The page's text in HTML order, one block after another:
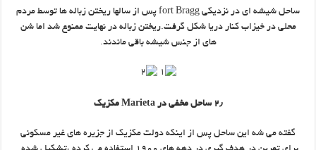
ساحل شیشه ای در نزدیکی fort Bragg پس از سالها ریختن زباله ها توسط مردم
محلی در خیزاب کنار دریا شکل گرفت.ریختن زباله در نهایت ممنوع شد اما شن
های از جنس شیشه باقی ماندند.
۲٫ ساحل مخفی در Marieta مکزیک
گفته می شه این ساحل پس از اینکه دولت مکزیک از جزیره های غیر مسکونی